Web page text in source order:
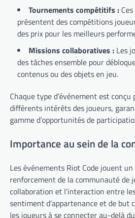
Tournements compétitifs :
présentent des compétitions
des prix pour les meilleurs
Missions collaboratives : Les
des tâches ensemble pour
contenus ou des objets en jeu.
Chaque type d’événement est
différents intérêts des joueurs,
gamme d’opportunités de
Importance au sein de la
Les événements Riot Code jouent
renforcement de la communauté de
collaboration et l’interaction entre
sentiment d’appartenance et de but
les joueurs à se connecter au-delà